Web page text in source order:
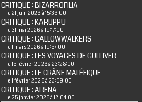
CRITIQUE : BIZARROFILIA
le 21 juin 2026 à 15:36:00
CRITIQUE : KARUPPU
le 31 mai 2026 à 19:17:00
CRITIQUE : GALLOWWALKERS
le 1 mars 2026 à 19:57:00
CRITIQUE : LES VOYAGES DE GULLIVER
le 15 février 2026 à 23:28:00
CRITIQUE : LE CRÂNE MALÉFIQUE
le 1 février 2026 à 23:59:00
CRITIQUE : ARENA
le 25 janvier 2026 à 18:04:00